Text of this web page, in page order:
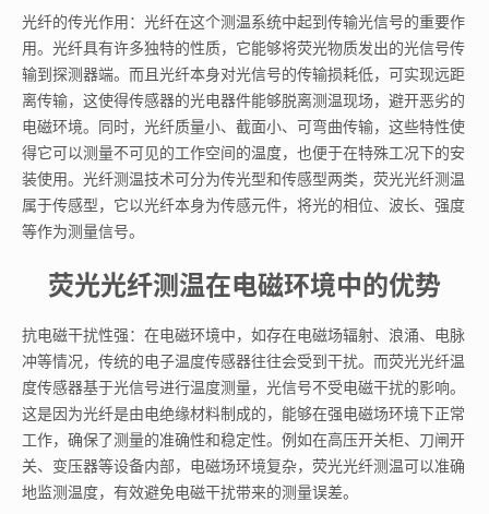
光纤的传光作用：光纤在这个测温系统中起到传输光信号的重要作
用。光纤具有许多独特的性质，它能够将荧光物质发出的光信号传
输到探测器端。而且光纤本身对光信号的传输损耗低，可实现远距
离传输，这使得传感器的光电器件能够脱离测温现场，避开恶劣的
电磁环境。同时，光纤质量小、截面小、可弯曲传输，这些特性使
得它可以测量不可见的工作空间的温度，也便于在特殊工况下的安
装使用。光纤测温技术可分为传光型和传感型两类，荧光光纤测温
属于传感型，它以光纤本身为传感元件，将光的相位、波长、强度
等作为测量信号。
荧光光纤测温在电磁环境中的优势
抗电磁干扰性强：在电磁环境中，如存在电磁场辐射、浪涌、电脉
冲等情况，传统的电子温度传感器往往会受到干扰。而荧光光纤温
度传感器基于光信号进行温度测量，光信号不受电磁干扰的影响。
这是因为光纤是由电绝缘材料制成的，能够在强电磁场环境下正常
工作，确保了测量的准确性和稳定性。例如在高压开关柜、刀闸开
关、变压器等设备内部，电磁场环境复杂，荧光光纤测温可以准确
地监测温度，有效避免电磁干扰带来的测量误差。